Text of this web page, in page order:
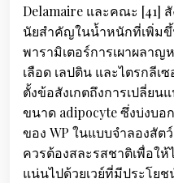
Delamaire และคณะ [41]
นัยสำคัญในน้ำหนักที่เพิ่มขึ้
พารามิเตอร์การเผาผลา
เลือด เลปติน และไตรกลีเ
ตั้งข้อสังเกตถึงการเปลี่ยน
ขนาด adipocyte ซึ่งบ่งบอ
ของ WP ในแบบจำลองสัต
ควรต้องสละรสชาติเพื่อใ
แน่นไปด้วยเวย์ที่มีประโย